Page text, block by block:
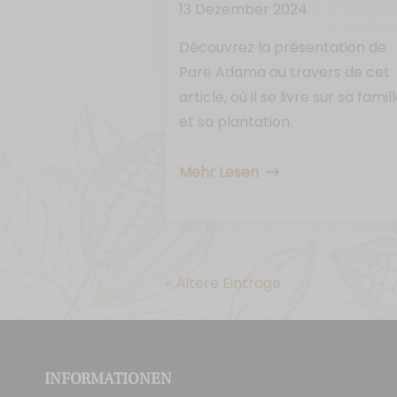
13 Dezember 2024
Découvrez la présentation de
Pare Adama au travers de cet
article, où il se livre sur sa
et sa plantation.
Mehr Lesen
« Ältere Einträge
INFORMATIONEN